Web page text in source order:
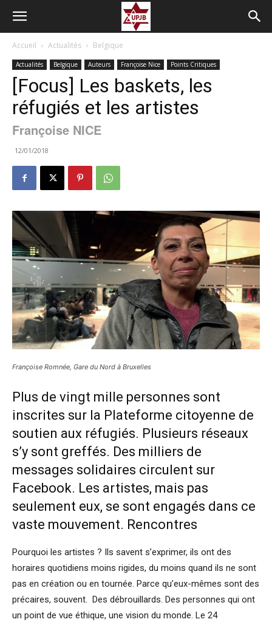
Accueil Actualités Belgique
Actualités Belgique Auteurs Françoise Nice Points Critiques
[Focus] Les baskets, les
réfugiés et les artistes
Françoise NICE
12/01/2018
Françoise Romnée, Gare du Nord à Bruxelles
Plus de vingt mille personnes sont
inscrites sur la Plateforme citoyenne de
soutien aux réfugiés. Plusieurs réseaux
s’y sont greffés. Des milliers de
messages solidaires circulent sur
Facebook. Les artistes, mais pas
seulement eux, se sont engagés dans ce
vaste mouvement. Rencontres
Pourquoi les artistes ? Ils savent s’exprimer, ils ont des
horaires quotidiens moins rigides, du moins quand ils ne sont
pas en création ou en tournée. Parce qu’eux-mêmes sont des
précaires, souvent. Des débrouillards. Des personnes qui ont
un point de vue éthique, une vision du monde. Le 24